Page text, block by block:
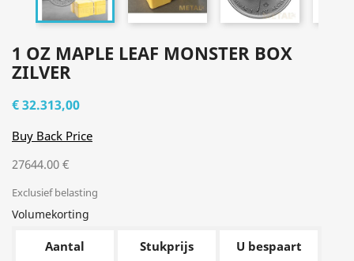
1 OZ MAPLE LEAF MONSTER BOX
ZILVER
€ 32.313,00
Buy Back Price
27644.00 €
Exclusief belasting
Volumekorting
Aantal Stukprijs U bespaart